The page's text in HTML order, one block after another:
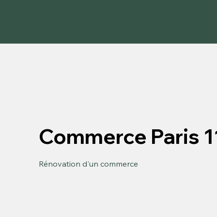
Commerce Paris
Rénovation d'un commerce